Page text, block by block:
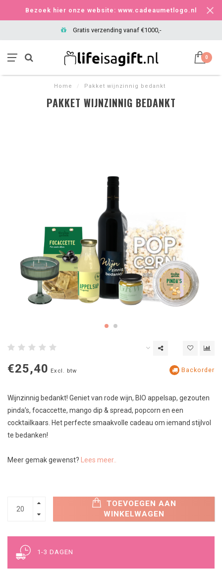
Bezoek hier onze website: www.cadeaumetlogo.nl
Gratis verzending vanaf €1000,-
0
Home / Pakket wijnzinnig bedankt
PAKKET WIJNZINNIG BEDANKT
€25,40 Excl. btw Backorder
Wijnzinnig bedankt! Geniet van rode wijn, BIO appelsap, gezouten
pinda’s, focaccette, mango dip & spread, popcorn en een
cocktailkaars. Het perfecte smaakvolle cadeau om iemand stijlvol
te bedanken!
Meer gemak gewenst? Lees meer..
TOEVOEGEN AAN
WINKELWAGEN
1-3 DAGEN